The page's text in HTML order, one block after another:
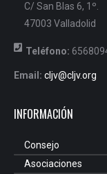
C/ San Blas 6, 1º.
47003 Valladolid
Teléfono:
Email: cljv@cljv.org
INFORMACIÓN
Consejo
Asociaciones